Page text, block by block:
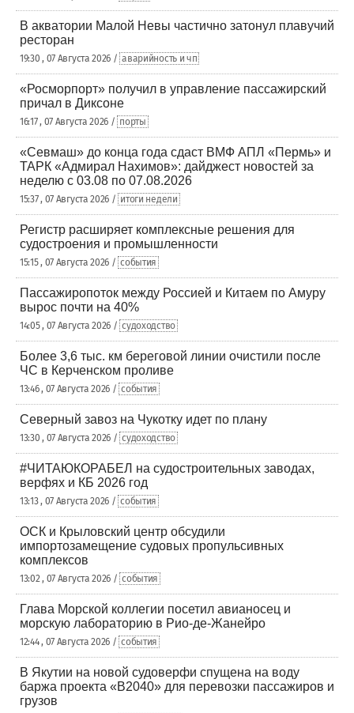
В акватории Малой Невы частично затонул плавучий
ресторан
19:30 , 07 Августа 2026 / аварийность и чп
«Росморпорт» получил в управление пассажирский
причал в Диксоне
16:17 , 07 Августа 2026 / порты
«Севмаш» до конца года сдаст ВМФ АПЛ «Пермь» и
ТАРК «Адмирал Нахимов»: дайджест новостей за
неделю с 03.08 по 07.08.2026
15:37 , 07 Августа 2026 / итоги недели
Регистр расширяет комплексные решения для
судостроения и промышленности
15:15 , 07 Августа 2026 / события
Пассажиропоток между Россией и Китаем по Амуру
вырос почти на 40%
14:05 , 07 Августа 2026 / судоходство
Более 3,6 тыс. км береговой линии очистили после
ЧС в Керченском проливе
13:46 , 07 Августа 2026 / события
Северный завоз на Чукотку идет по плану
13:30 , 07 Августа 2026 / судоходство
#ЧИТАЮКОРАБЕЛ на судостроительных заводах,
верфях и КБ 2026 год
13:13 , 07 Августа 2026 / события
ОСК и Крыловский центр обсудили
импортозамещение судовых пропульсивных
комплексов
13:02 , 07 Августа 2026 / события
Глава Морской коллегии посетил авианосец и
морскую лабораторию в Рио-де-Жанейро
12:44 , 07 Августа 2026 / события
В Якутии на новой судоверфи спущена на воду
баржа проекта «В2040» для перевозки пассажиров и
грузов